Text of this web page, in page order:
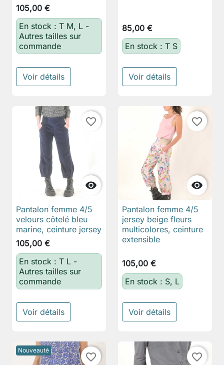
105,00 €
En stock : T M, L -
Autres tailles sur
commande
Voir détails
85,00 €
En stock : T S
Voir détails

favorite_border
Pantalon femme 4/5
velours côtelé bleu
marine, ceinture jersey
105,00 €
En stock : T L -
Autres tailles sur
commande
Voir détails

favorite_border
Pantalon femme 4/5
jersey beige fleurs
multicolores, ceinture
extensible
105,00 €
En stock : S, L
Voir détails
Nouveauté
favorite_border favorite_border